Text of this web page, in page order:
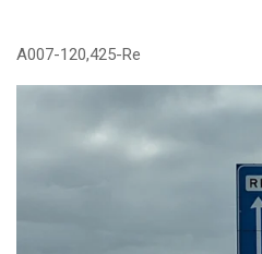
A007-120,425-Re